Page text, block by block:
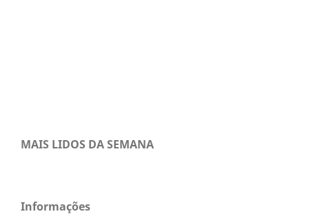
MAIS LIDOS DA SEMANA
Informações